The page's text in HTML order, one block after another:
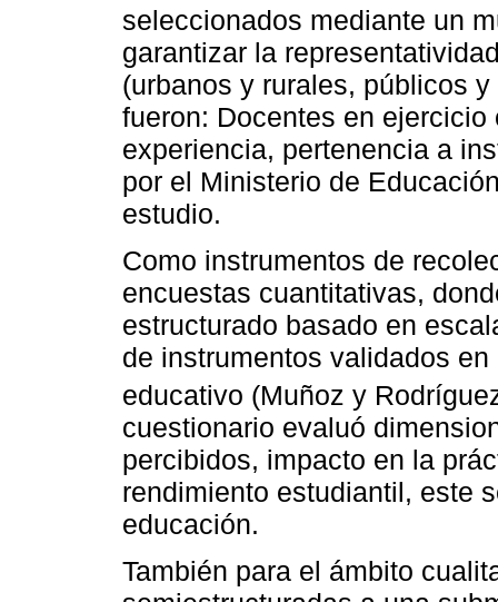
seleccionados mediante un
garantizar la
(urbanos y rurales, públicos
fueron: Docentes en
experiencia, pertenencia a
por el Ministerio de
estudio.
Como instrumentos de
encuestas cuantitativas,
estructurado basado en
de instrumentos validados
educativo (Muñoz y
cuestionario evaluó
percibidos, impacto en la
rendimiento estudiantil, este
educación.
También para el ámbito